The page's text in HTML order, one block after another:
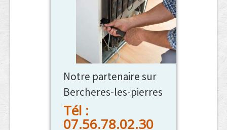
Notre partenaire sur
Bercheres-les-pierres
Tél :
07.56.78.02.30